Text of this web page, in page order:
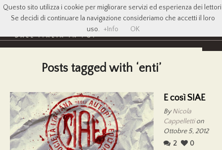
Posts tagged with ‘enti’
E così SIAE
ByNicola
Cappellettion
Ottobre 5, 2012
2
0
Questo sito utilizza i cookie per migliorare servizi ed esperienza dei
Se decidi di continuare la navigazione consideriamo che accetti il loro
uso. +Info OK